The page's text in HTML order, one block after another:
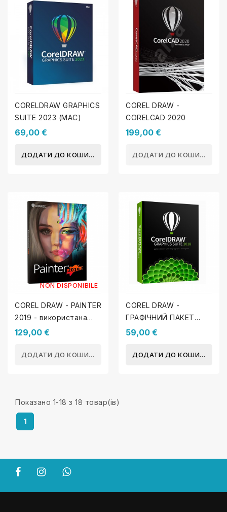
CORELDRAW GRAPHICS
SUITE 2023 (MAC)
69,00 €
ДОДАТИ ДО КОШИКА
COREL DRAW -
CORELCAD 2020
199,00 €
ДОДАТИ ДО КОШИКА
NON DISPONIBILE
COREL DRAW - PAINTER
2019 - використана
ліцензія
129,00 €
ДОДАТИ ДО КОШИКА
COREL DRAW -
ГРАФІЧНИЙ ПАКЕТ
2018
59,00 €
ДОДАТИ ДО КОШИКА
Показано 1-18 з 18 товар(ів)
1